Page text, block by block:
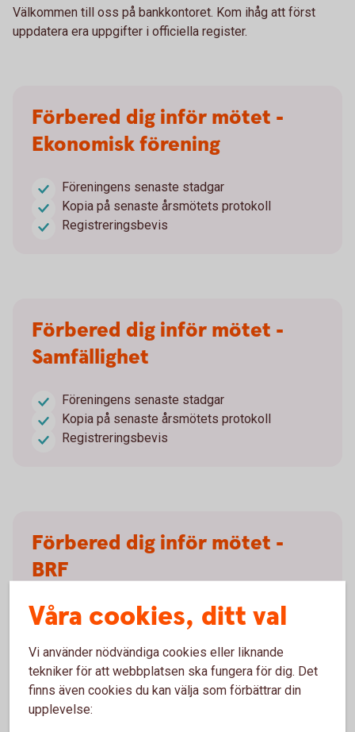
Välkommen till oss på bankkontoret. Kom ihåg att först
uppdatera era uppgifter i officiella register.
Förbered dig inför mötet -
Ekonomisk förening
Föreningens senaste stadgar
Kopia på senaste årsmötets protokoll
Registreringsbevis
Förbered dig inför mötet -
Samfällighet
Föreningens senaste stadgar
Kopia på senaste årsmötets protokoll
Registreringsbevis
Förbered dig inför mötet -
BRF
Registrera alternativ verklig huvudman
Kopia på senaste årsmötets protokoll
Våra cookies, ditt val
Vi använder nödvändiga cookies eller liknande
tekniker för att webbplatsen ska fungera för dig. Det
finns även cookies du kan välja som förbättrar din
upplevelse: